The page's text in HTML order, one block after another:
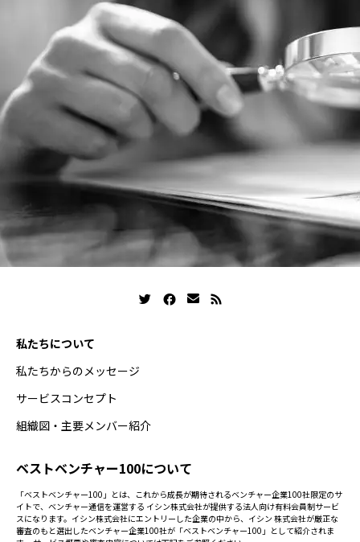
私たちについて
私たちからのメッセージ
サービスコンセプト
組織図・主要メンバー紹介
ベストベンチャー100について
「ベストベンチャー100」とは、これから成長が期待されるベンチャー企業100社限定のサ
イトで、ベンチャー通信を運営する イシン株式会社が提供する法人向け有料会員制サービ
スになります。イシン株式会社にエントリーした企業の中から、イシン 株式会社が厳正な
審査のもと選出したベンチャー企業100社が「ベストベンチャー100」として紹介されま